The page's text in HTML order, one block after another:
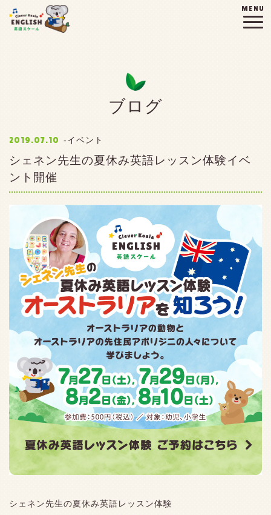
MENU
ブログ
2019.07.10 イベント
シェネン先生の夏休み英語レッスン体験イベ
ント開催
シェネン先生の夏休み英語レッスン体験